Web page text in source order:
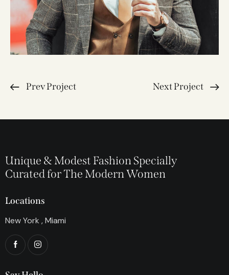
Prev Project Next Project
Unique & Modest Fashion Specially
Curated for The Modern Women
Locations
New York , Miami